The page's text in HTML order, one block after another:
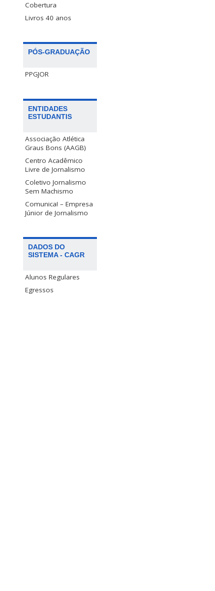
Cobertura
Livros 40 anos
PÓS-GRADUAÇÃO
PPGJOR
ENTIDADES
ESTUDANTIS
Associação Atlética
Graus Bons (AAGB)
Centro Acadêmico
Livre de Jornalismo
Coletivo Jornalismo
Sem Machismo
Comunica! – Empresa
Júnior de Jornalismo
DADOS DO
SISTEMA - CAGR
Alunos Regulares
Egressos